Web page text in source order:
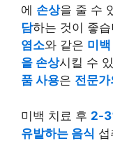
에 손상을 줄 수
담하는 것이 좋
염소와 같은 미
을 손상시킬 수
품 사용은 전문
미백 치료 후 2-3
유발하는 음식